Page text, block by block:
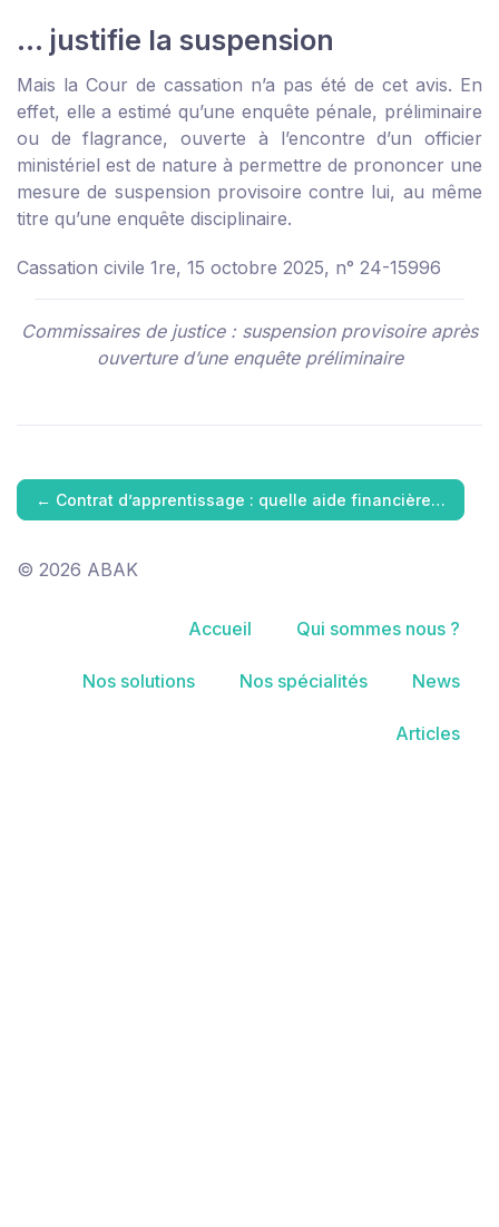
… justifie la suspension
Mais la Cour de cassation n’a pas été de cet avis. En
effet, elle a estimé qu’une enquête pénale, préliminaire
ou de flagrance, ouverte à l’encontre d’un officier
ministériel est de nature à permettre de prononcer une
mesure de suspension provisoire contre lui, au même
titre qu’une enquête disciplinaire.
Cassation civile 1re, 15 octobre 2025, n° 24-15996
Commissaires de justice : suspension provisoire après
ouverture d’une enquête préliminaire
← Contrat d’apprentissage : quelle aide financière…
© 2026 ABAK
Accueil Qui sommes nous ?
Nos solutions Nos spécialités News
Articles